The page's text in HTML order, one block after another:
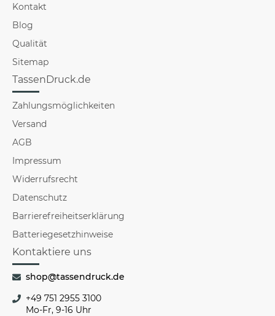
Kontakt
Blog
Qualität
Sitemap
TassenDruck.de
Zahlungsmöglichkeiten
Versand
AGB
Impressum
Widerrufsrecht
Datenschutz
Barrierefreiheitserklärung
Batteriegesetzhinweise
Kontaktiere uns
shop@tassendruck.de
+49 751 2955 3100
Mo-Fr, 9-16 Uhr